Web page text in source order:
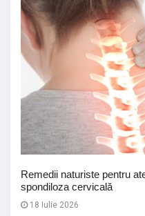
Remedii naturiste pentru
spondiloza cervicală
18 Iulie 2026